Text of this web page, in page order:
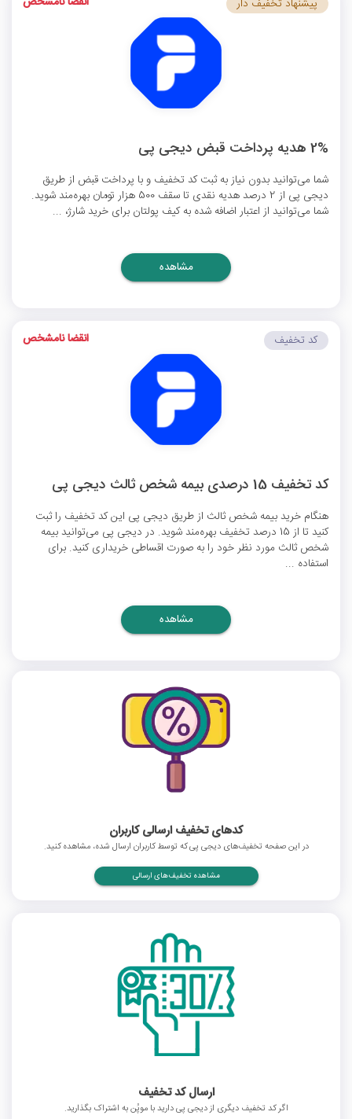
2% هدیه پرداخت قبض دیجی پی
شما می‌توانید بدون نیاز به ثبت کد تخفیف و با پرداخت قبض از طریق
دیجی پی از 2 درصد هدیه نقدی تا سقف 500 هزار تومان بهره‌مند شوید.
شما می‌توانید از اعتبار اضافه شده به کیف پولتان برای خرید شارژ، ...
پیشنهاد تخفیف دار
مشاهده
کد تخفیف 15 درصدی بیمه شخص ثالث دیجی پی
هنگام خرید بیمه شخص ثالث از طریق دیجی پی این کد تخفیف را ثبت
کنید تا از 15 درصد تخفیف بهره‌مند شوید. در دیجی پی می‌توانید بیمه
شخص ثالث مورد نظر خود را به صورت اقساطی خریداری کنید. برای
استفاده ...
کد تخفیف انقضا نامشخص
مشاهده
کدهای تخفیف ارسالی کاربران
در این صفحه تخفیف‌های دیجی پی که توسط کاربران ارسال شده، مشاهده کنید.
مشاهده تخفیف‌های ارسالی
ارسال کد تخفیف
اگر کد تخفیف دیگری از دیجی پی دارید با موپُن به اشتراک بگذارید.